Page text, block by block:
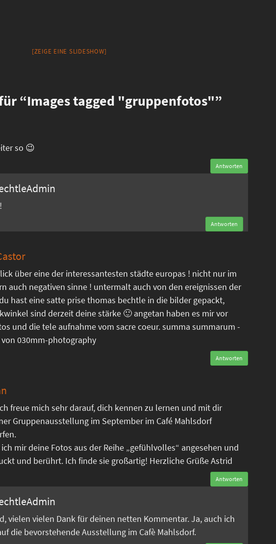
[ZEIGE EINE SLIDESHOW]
“Images tagged "gruppenfotos"”
so 😉
Antworten
Antworten
über eine der interessantesten städte europas ! nicht nur im
auch negativen sinne ! untermalt auch von den ereignissen der
hast eine satte prise thomas bechtle in die bilder gepackt,
sind derzeit deine stärke 🙂 angetan haben es mir vor
und die tele aufnahme vom sacre coeur. summa summarum -
030mm-photography
Antworten
freue mich sehr darauf, dich kennen zu lernen und mit dir
Gruppenausstellung im September im Café Mahlsdorf
mir deine Fotos aus der Reihe „gefühlvolles“ angesehen und
und berührt. Ich finde sie großartig! Herzliche Grüße Astrid
Antworten
vielen vielen Dank für deinen netten Kommentar. Ja, auch ich
die bevorstehende Ausstellung im Cafè Mahlsdorf.